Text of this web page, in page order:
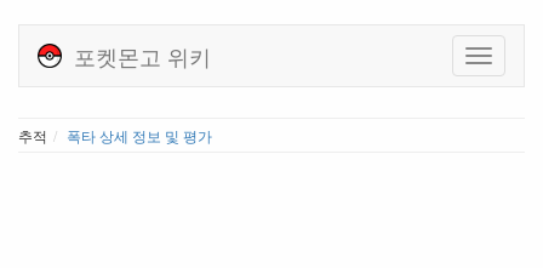
포켓몬고 위키
추적 폭타 상세 정보 및 평가